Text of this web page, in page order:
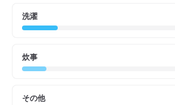
洗濯
炊事
その他